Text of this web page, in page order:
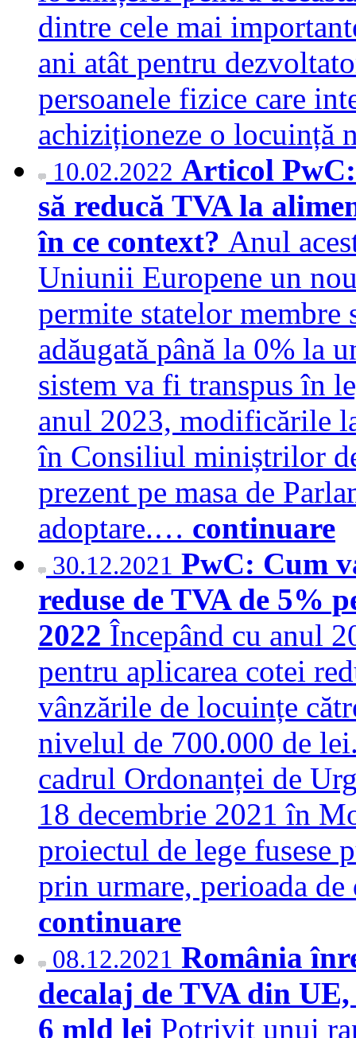
dintre cele mai
ani atât pentru
persoanele fizice care
achiziționeze o
10.02.2022 Articol
să reducă TVA la
în ce context? Anul
Uniunii Europene un
permite statelor membre
adăugată până la 0% la
sistem va fi transpus în
anul 2023, modificările
în Consiliul miniștrilor
prezent pe masa de
adoptare.… continuare
30.12.2021 PwC: Cum
reduse de TVA de 5%
2022 Începând cu anul
pentru aplicarea cotei
vânzările de locuințe
nivelul de 700.000 de
cadrul Ordonanței de
18 decembrie 2021 în
proiectul de lege fusese
prin urmare, perioada
continuare
08.12.2021 România
decalaj de TVA din
6 mld lei Potrivit unui